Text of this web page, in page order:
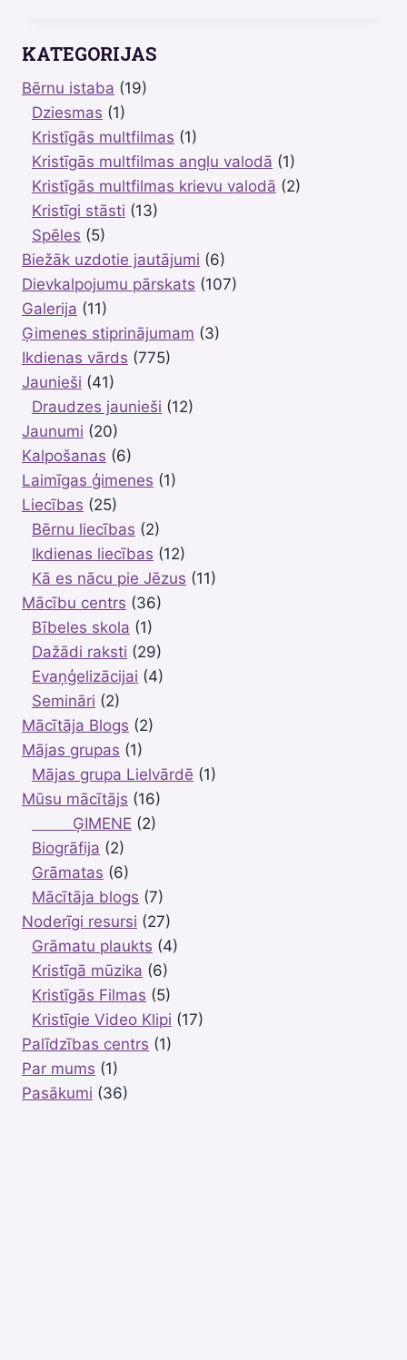
PIE
KATEGORIJAS
Bērnu istaba (19)
Dziesmas (1)
Kristīgās multfilmas (1)
Kristīgās multfilmas angļu valodā (1)
Kristīgās multfilmas krievu valodā (2)
Kristīgi stāsti (13)
Spēles (5)
Biežāk uzdotie jautājumi (6)
Dievkalpojumu pārskats (107)
Galerija (11)
Ģimenes stiprinājumam (3)
Ikdienas vārds (775)
Jaunieši (41)
Draudzes jaunieši (12)
Jaunumi (20)
Kalpošanas (6)
Laimīgas ģimenes (1)
Liecības (25)
Bērnu liecības (2)
Ikdienas liecības (12)
Kā es nācu pie Jēzus (11)
Mācību centrs (36)
Bībeles skola (1)
Dažādi raksti (29)
Evaņģelizācijai (4)
Semināri (2)
Mācītāja Blogs (2)
Mājas grupas (1)
Mājas grupa Lielvārdē (1)
Mūsu mācītājs (16)
ĢIMENE (2)
Biogrāfija (2)
Grāmatas (6)
Mācītāja blogs (7)
Noderīgi resursi (27)
Grāmatu plaukts (4)
Kristīgā mūzika (6)
Kristīgās Filmas (5)
Kristīgie Video Klipi (17)
Palīdzības centrs (1)
Par mums (1)
Pasākumi (36)